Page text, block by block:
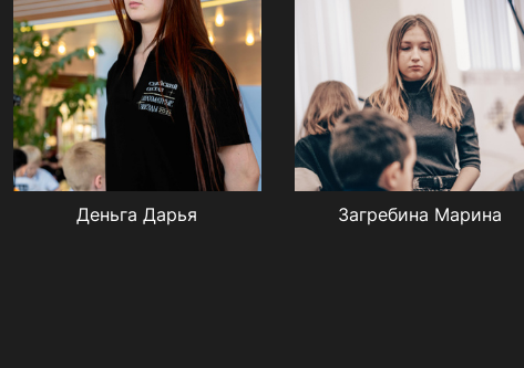
Деньга Дарья Загребина Марина